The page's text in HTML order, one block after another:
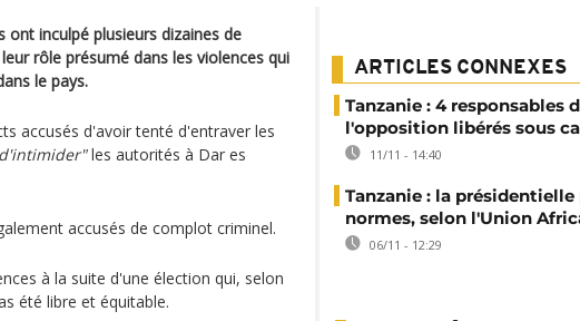
ont inculpé plusieurs dizaines de
rôle présumé dans les violences qui
le pays.
accusés d'avoir tenté d'entraver les
les autorités à Dar es
accusés de complot criminel.
à la suite d'une élection qui, selon
été libre et équitable.
ARTICLES CONNEXES
Tanzanie : 4 responsables
l'opposition libérés sous
11/11 - 14:40
Tanzanie : la présidentielle
normes, selon l'Union
06/11 - 12:29